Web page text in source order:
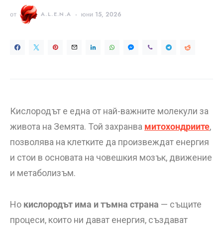
от A.L.E.N.A юни 15, 2026
Кислородът е една от най-важните молекули за
живота на Земята. Той захранва митохондриите,
позволява на клетките да произвеждат енергия
и стои в основата на човешкия мозък, движение
и метаболизъм.
Но кислородът има и тъмна страна — същите
процеси, които ни дават енергия, създават